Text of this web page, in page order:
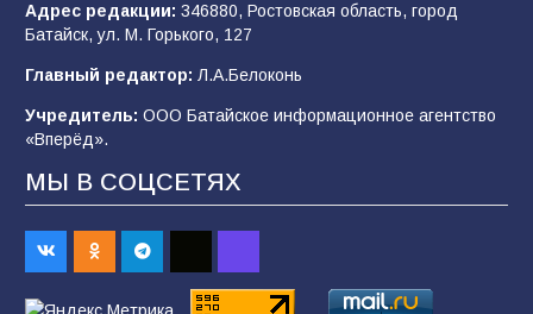
«Мобилизация или набор?» Что на самом
деле происходит в армии России в августе
2026 года
101 03.08.2026
В Батайске продолжаются дорожные работы
98 04.08.2026
Адрес редакции: 346880, Ростовская область, город
Батайск, ул. М. Горького, 127
Главный редактор: Л.А.Белоконь
Учредитель: ООО Батайское информационное агентство
«Вперёд».
МЫ В СОЦСЕТЯХ